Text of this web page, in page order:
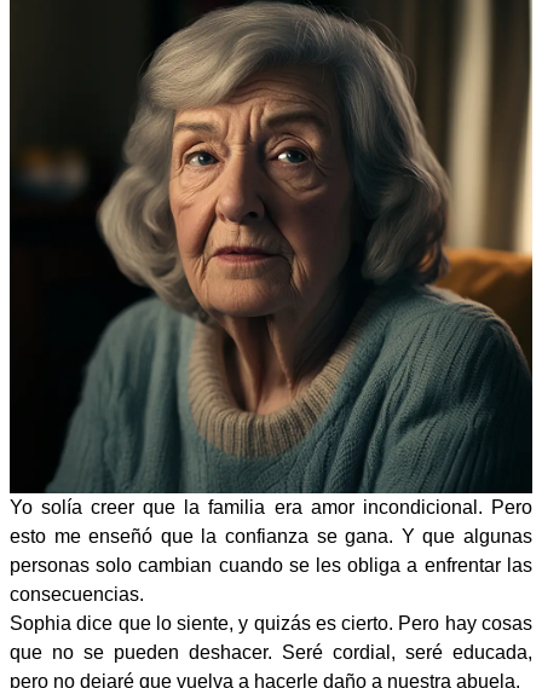
Yo solía creer que la familia era amor incondicional. Pero
esto me enseñó que la confianza se gana. Y que algunas
personas solo cambian cuando se les obliga a enfrentar las
consecuencias.
Sophia dice que lo siente, y quizás es cierto. Pero hay cosas
que no se pueden deshacer. Seré cordial, seré educada,
pero no dejaré que vuelva a hacerle daño a nuestra abuela.